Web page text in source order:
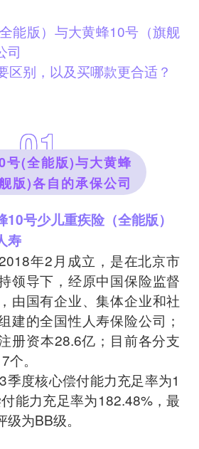
能版）与大黄蜂10号（旗舰
司
区别，以及买哪款更合适？
01
号(全能版)与大黄蜂
版)各自的承保公司
号少儿重疾险（全能版）
寿
年2月成立，是在北京市
领导下，经原中国保险监督
由国有企业、集体企业和社
建的全国性人寿保险公司；
册资本28.6亿；目前各分支
。
季度核心偿付能力充足率为1
能力充足率为182.48%，最
为BB级。